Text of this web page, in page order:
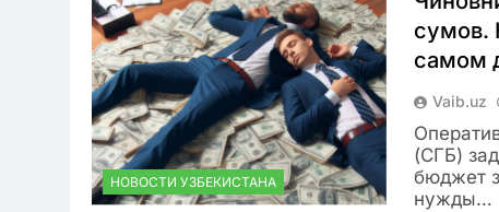
НОВОСТИ УЗБЕКИСТАНА
сумов.
самом
Vaib.uz
(СГБ)
бюджет
нужды…